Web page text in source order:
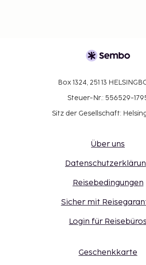
Box 1324, 251 13
Steuer-Nr.: 556529-
Sitz der Gesellschaft:
Über uns
Reisebedingungen
Sicher mit
Login für Reisebüros
Geschenkkarte